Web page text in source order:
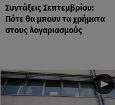
Συντάξεις Σεπτεμβρίου:
Πότε θα μπουν τα χρήματα
στους λογαριασμούς